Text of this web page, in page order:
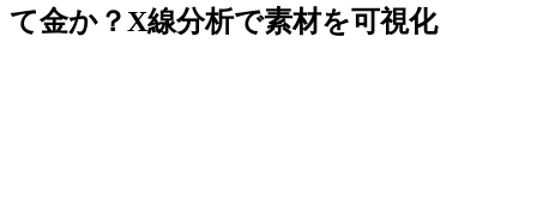
て金か？X線分析で素材を可視化